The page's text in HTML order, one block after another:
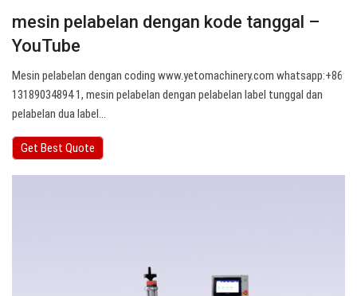
mesin pelabelan dengan kode tanggal –
YouTube
Mesin pelabelan dengan coding www.yetomachinery.com whatsapp:+86
13189034894 1, mesin pelabelan dengan pelabelan label tunggal dan
pelabelan dua label…
Get Best Quote